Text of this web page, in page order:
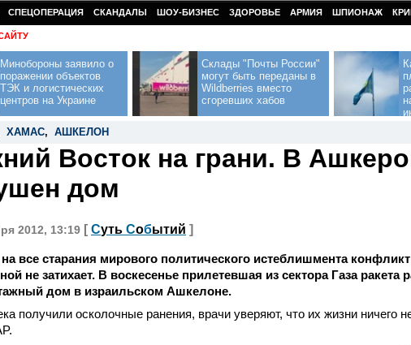
СПЕЦОПЕРАЦИЯ СКАНДАЛЫ ШОУ-БИЗНЕС ЗДОРОВЬЕ АРМИЯ ШПИОНАЖ
Минобороны заявило о
поражении объектов
ТЭК и логистических
центров на Украине
Склады "Почты России"
могут быть переданы в
Wildberries вместо
сгоревших хабов
ХАМАС, АШКЕЛОН
Восток на грани. В
дом
2012, 13:19 [ Суть Событий ]
все старания мирового политического истеблишмента
не затихает. В воскесенье прилетевшая из сектора Газа ракета
дом в израильском Ашкелоне.
получили осколочные ранения, врачи уверяют, что их жизни ничего